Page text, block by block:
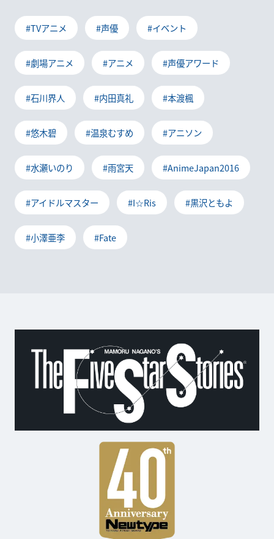
#TVアニメ #声優 #イベント
#劇場アニメ #アニメ #声優アワード
#石川界人 #内田真礼 #本渡楓
#悠木碧 #温泉むすめ #アニソン
#水瀬いのり #雨宮天 #AnimeJapan2016
#アイドルマスター #I☆Ris #黒沢ともよ
#小澤亜李 #Fate